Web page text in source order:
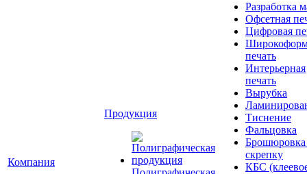
Компания
Продукция
Разработка
Офсетная
Цифровая
печать
Интерьерная
печать
Вырубка
Тиснение
Фальцовка
Брошюровка
скрепку
КБС